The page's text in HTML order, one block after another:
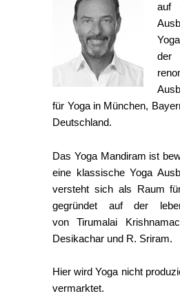
auf
der
für Yoga in München,
Deutschland.
Das Yoga Mandiram ist
eine klassische Yoga
versteht sich als Raum
gegründet auf der
von Tirumalai
Desikachar und R. Sriram.
Hier wird Yoga nicht
vermarktet.